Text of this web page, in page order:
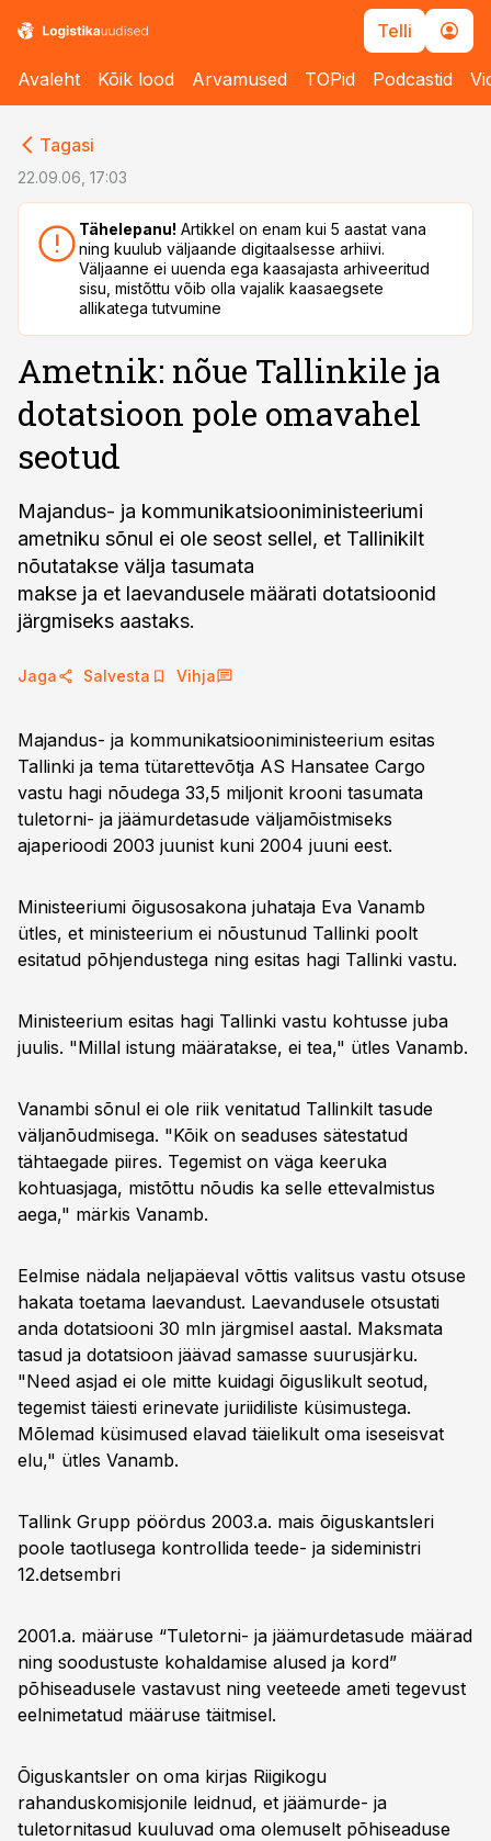
Telli
Avaleht Kõik lood Arvamused TOPid Podcastid
Tagasi
22.09.06, 17:03
Tähelepanu! Artikkel on enam kui 5 aastat vana
ning kuulub väljaande digitaalsesse arhiivi.
Väljaanne ei uuenda ega kaasajasta arhiveeritud
sisu, mistõttu võib olla vajalik kaasaegsete
allikatega tutvumine
Ametnik: nõue Tallinkile ja
dotatsioon pole omavahel
seotud
Majandus- ja kommunikatsiooniministeeriumi
ametniku sõnul ei ole seost sellel, et Tallinikilt
nõutatakse välja tasumata
makse ja et laevandusele määrati dotatsioonid
järgmiseks aastaks.
Jaga Salvesta Vihja
Majandus- ja kommunikatsiooniministeerium esitas
Tallinki ja tema tütarettevõtja AS Hansatee Cargo
vastu hagi nõudega 33,5 miljonit krooni tasumata
tuletorni- ja jäämurdetasude väljamõistmiseks
ajaperioodi 2003 juunist kuni 2004 juuni eest.
Ministeeriumi õigusosakona juhataja Eva Vanamb
ütles, et ministeerium ei nõustunud Tallinki poolt
esitatud põhjendustega ning esitas hagi Tallinki vastu.
Ministeerium esitas hagi Tallinki vastu kohtusse juba
juulis. "Millal istung määratakse, ei tea," ütles Vanamb.
Vanambi sõnul ei ole riik venitatud Tallinkilt tasude
väljanõudmisega. "Kõik on seaduses sätestatud
tähtaegade piires. Tegemist on väga keeruka
kohtuasjaga, mistõttu nõudis ka selle ettevalmistus
aega," märkis Vanamb.
Eelmise nädala neljapäeval võttis valitsus vastu otsuse
hakata toetama laevandust. Laevandusele otsustati
anda dotatsiooni 30 mln järgmisel aastal. Maksmata
tasud ja dotatsioon jäävad samasse suurusjärku.
"Need asjad ei ole mitte kuidagi õiguslikult seotud,
tegemist täiesti erinevate juriidiliste küsimustega.
Mõlemad küsimused elavad täielikult oma iseseisvat
elu," ütles Vanamb.
Tallink Grupp pöördus 2003.a. mais õiguskantsleri
poole taotlusega kontrollida teede- ja sideministri
12.detsembri
2001.a. määruse “Tuletorni- ja jäämurdetasude määrad
ning soodustuste kohaldamise alused ja kord”
põhiseadusele vastavust ning veeteede ameti tegevust
eelnimetatud määruse täitmisel.
Õiguskantsler on oma kirjas Riigikogu
rahanduskomisjonile leidnud, et jäämurde- ja
tuletornitasud kuuluvad oma olemuselt põhiseaduse